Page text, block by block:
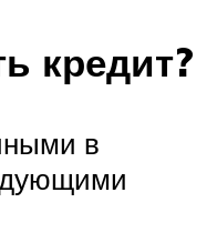
кредит?
в